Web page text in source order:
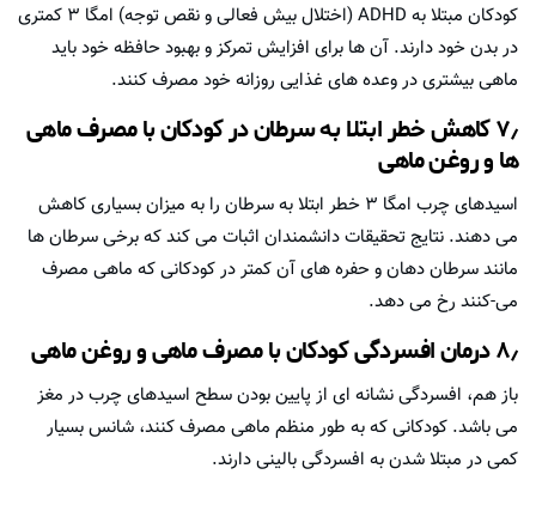
کودکان مبتلا به ADHD (اختلال بیش فعالی و نقص توجه) امگا ۳ کمتری
در بدن خود دارند. آن ها برای افزایش تمرکز و بهبود حافظه خود باید
ماهی بیشتری در وعده های غذایی روزانه خود مصرف کنند.
۷٫ کاهش خطر ابتلا به سرطان در کودکان با مصرف ماهی
ها و روغن ماهی
اسیدهای چرب امگا ۳ خطر ابتلا به سرطان را به میزان بسیاری کاهش
می دهند. نتایج تحقیقات دانشمندان اثبات می کند که برخی سرطان ها
مانند سرطان دهان و حفره های آن کمتر در کودکانی که ماهی مصرف
می-کنند رخ می دهد.
۸٫ درمان افسردگی کودکان با مصرف ماهی و روغن ماهی
باز هم، افسردگی نشانه ای از پایین بودن سطح اسیدهای چرب در مغز
می باشد. کودکانی که به طور منظم ماهی مصرف کنند، شانس بسیار
کمی در مبتلا شدن به افسردگی بالینی دارند.